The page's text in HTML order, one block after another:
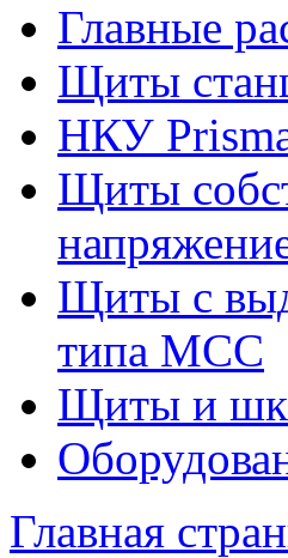
Главные
Щиты
НКУ
Щиты
Щиты с
типа МСС
Щиты и
Главная